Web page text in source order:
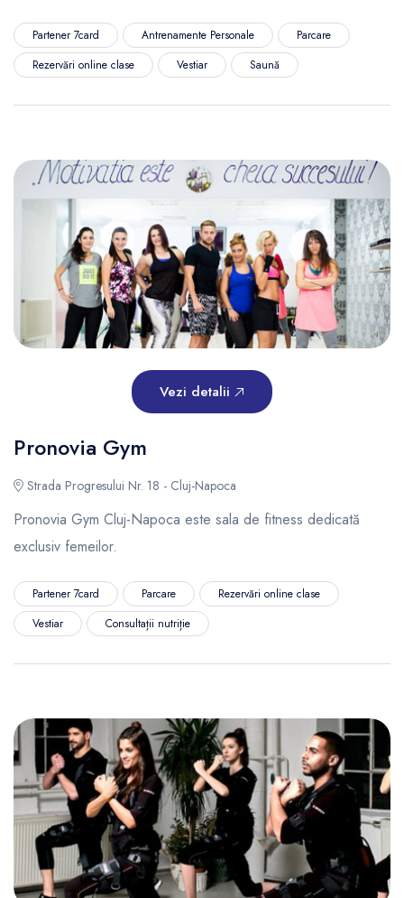
Partener 7card Antrenamente Personale
Parcare
Rezervări online clase
Vestiar Saună
Vezi detalii
Pronovia Gym
Strada Progresului Nr. 18 - Cluj-Napoca
Pronovia Gym Cluj-Napoca este sala de fitness dedicată
exclusiv femeilor.
Partener 7card Parcare
Rezervări online clase
Vestiar
Consultații nutriție